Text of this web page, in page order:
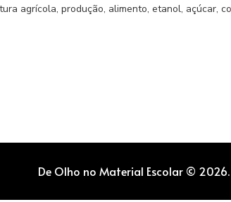
agrícola, produção, alimento, etanol, açúcar,
De Olho no Material Escolar ©